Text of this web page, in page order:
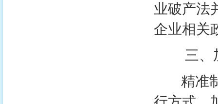
业破产法
企业相关
三、加
精准制